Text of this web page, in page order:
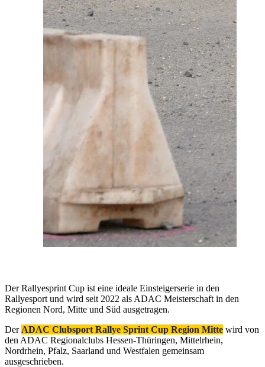
Der Rallyesprint Cup ist eine ideale Einsteigerserie in den
Rallyesport und wird seit 2022 als ADAC Meisterschaft in den
Regionen Nord, Mitte und Süd ausgetragen.
Der ADAC Clubsport Rallye Sprint Cup Region Mitte wird von
den ADAC Regionalclubs Hessen-Thüringen, Mittelrhein,
Nordrhein, Pfalz, Saarland und Westfalen gemeinsam
ausgeschrieben.